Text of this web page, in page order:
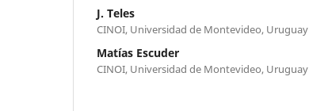
J. Teles
CINOI, Universidad de Montevideo, Uruguay
Matías Escuder
CINOI, Universidad de Montevideo, Uruguay